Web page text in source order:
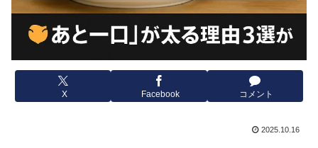
X Facebook コメント
2025.10.16